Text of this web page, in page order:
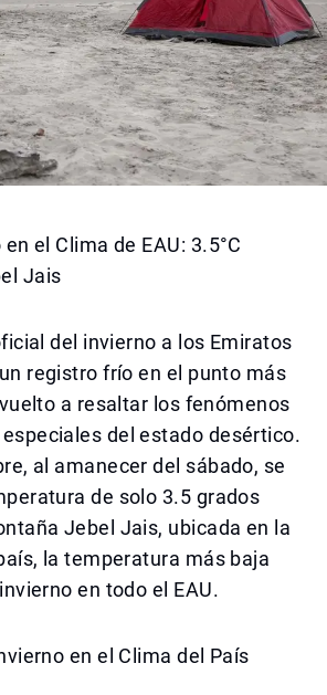
el Clima de EAU: 3.5°C
Jais
del invierno a los Emiratos
registro frío en el punto más
a resaltar los fenómenos
del estado desértico.
al amanecer del sábado, se
de solo 3.5 grados
Jebel Jais, ubicada en la
la temperatura más baja
en todo el EAU.
en el Clima del País